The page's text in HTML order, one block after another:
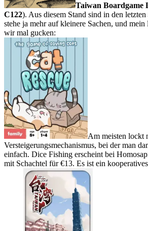
Taiwan Boardgame
C122). Aus diesem Stand sind in den
stehe ja mehr auf kleinere Sachen, und
wir mal gucken:
Am meisten lockt
Versteigerungsmechanismus, bei der man
einfach. Dice Fishing erscheint bei
mit Schachtel für €13. Es ist ein